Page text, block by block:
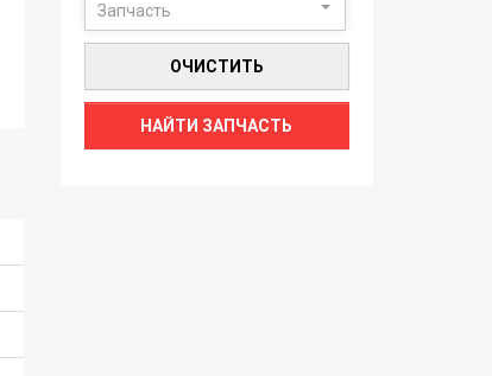
Запчасть
ОЧИСТИТЬ
НАЙТИ ЗАПЧАСТЬ